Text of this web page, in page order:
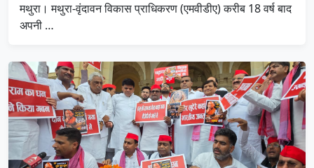
मथुरा। मथुरा-वृंदावन विकास प्राधिकरण (एमवीडीए) करीब 18 वर्ष बाद
अपनी …